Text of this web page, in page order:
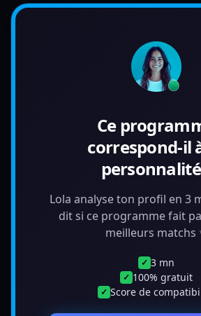
Ce
correspond-il
Lola analyse ton profil en 3
dit si ce programme fait
meilleurs matchs
✓ 3 mn
✓ 100% gratuit
✓ Score de